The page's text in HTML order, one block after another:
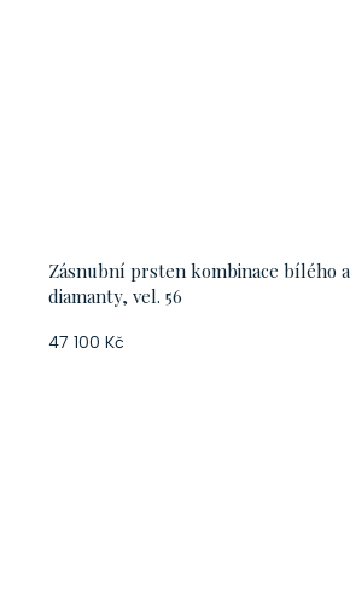
Zásnubní prsten kombinace bílého
diamanty, vel. 56
47 100 Kč